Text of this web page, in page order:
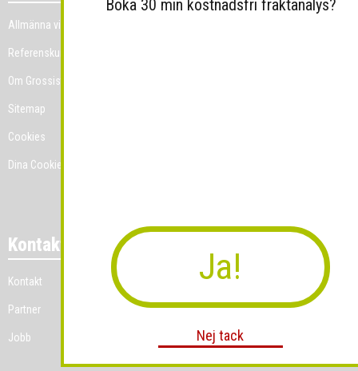
Allmänna villkor
Referenskunder
Om Grossist.se
Sitemap
Cookies
Dina Cookie-prefenser
Kontakt
Kontakt
Partner
Jobb
Boka 30 min kostnadsfri fraktanalys?
Ja!
Nej tack